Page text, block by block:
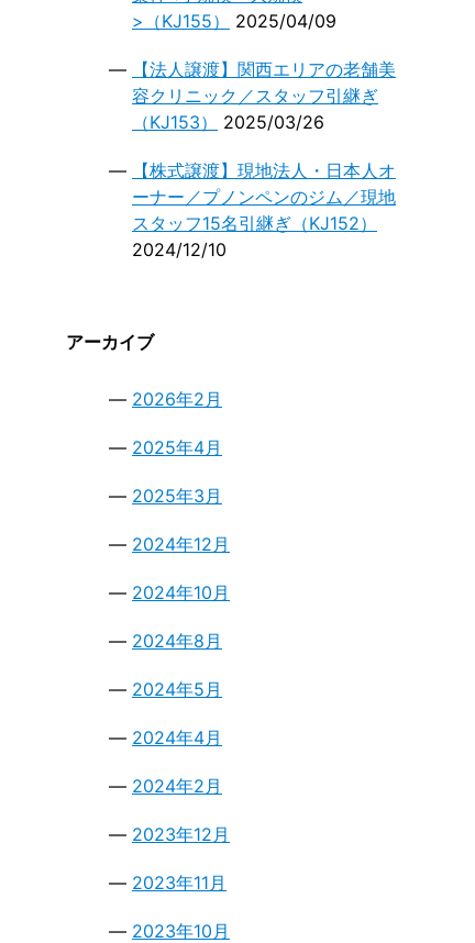
>（KJ155）
2025/04/09
【法人譲渡】関西エリアの老舗美
容クリニック／スタッフ引継ぎ
（KJ153）
2025/03/26
【株式譲渡】現地法人・日本人オ
ーナー／プノンペンのジム／現地
スタッフ15名引継ぎ（KJ152）
2024/12/10
アーカイブ
2026年2月
2025年4月
2025年3月
2024年12月
2024年10月
2024年8月
2024年5月
2024年4月
2024年2月
2023年12月
2023年11月
2023年10月